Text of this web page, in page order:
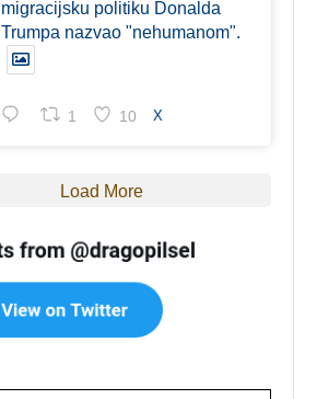
migracijsku politiku Donalda
Trumpa nazvao "nehumanom".
1 10 X
Load More